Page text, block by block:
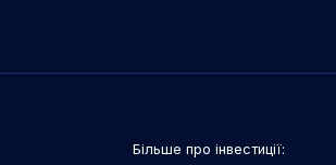
Більше про інвестиції: